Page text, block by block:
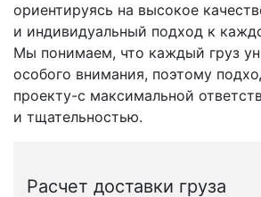
ориентируясь на высокое
и индивидуальный подход к
Мы понимаем, что каждый груз
особого внимания, поэтому
проекту-с максимальной
и тщательностью.
Расчет доставки груза